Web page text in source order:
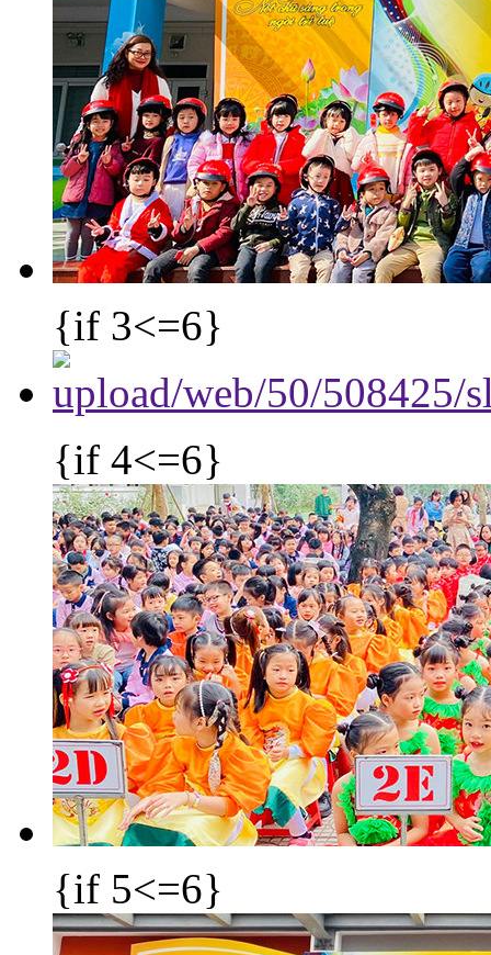
{if 3<=6}
{if 4<=6}
{if 5<=6}